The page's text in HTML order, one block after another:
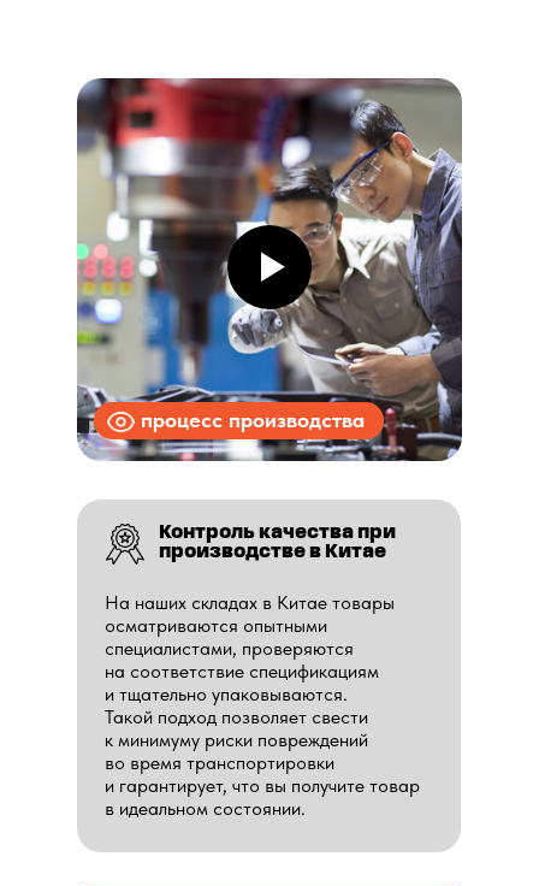
Контроль качества при
производстве в Китае
На наших складах в Китае товары
осматриваются опытными
специалистами, проверяются
на соответствие спецификациям
и тщательно упаковываются.
Такой подход позволяет свести
к минимуму риски повреждений
во время транспортировки
и гарантирует, что вы получите товар
в идеальном состоянии.
процесс производства